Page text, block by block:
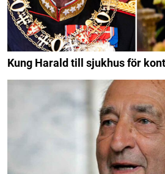
Kung Harald till sjukhus för